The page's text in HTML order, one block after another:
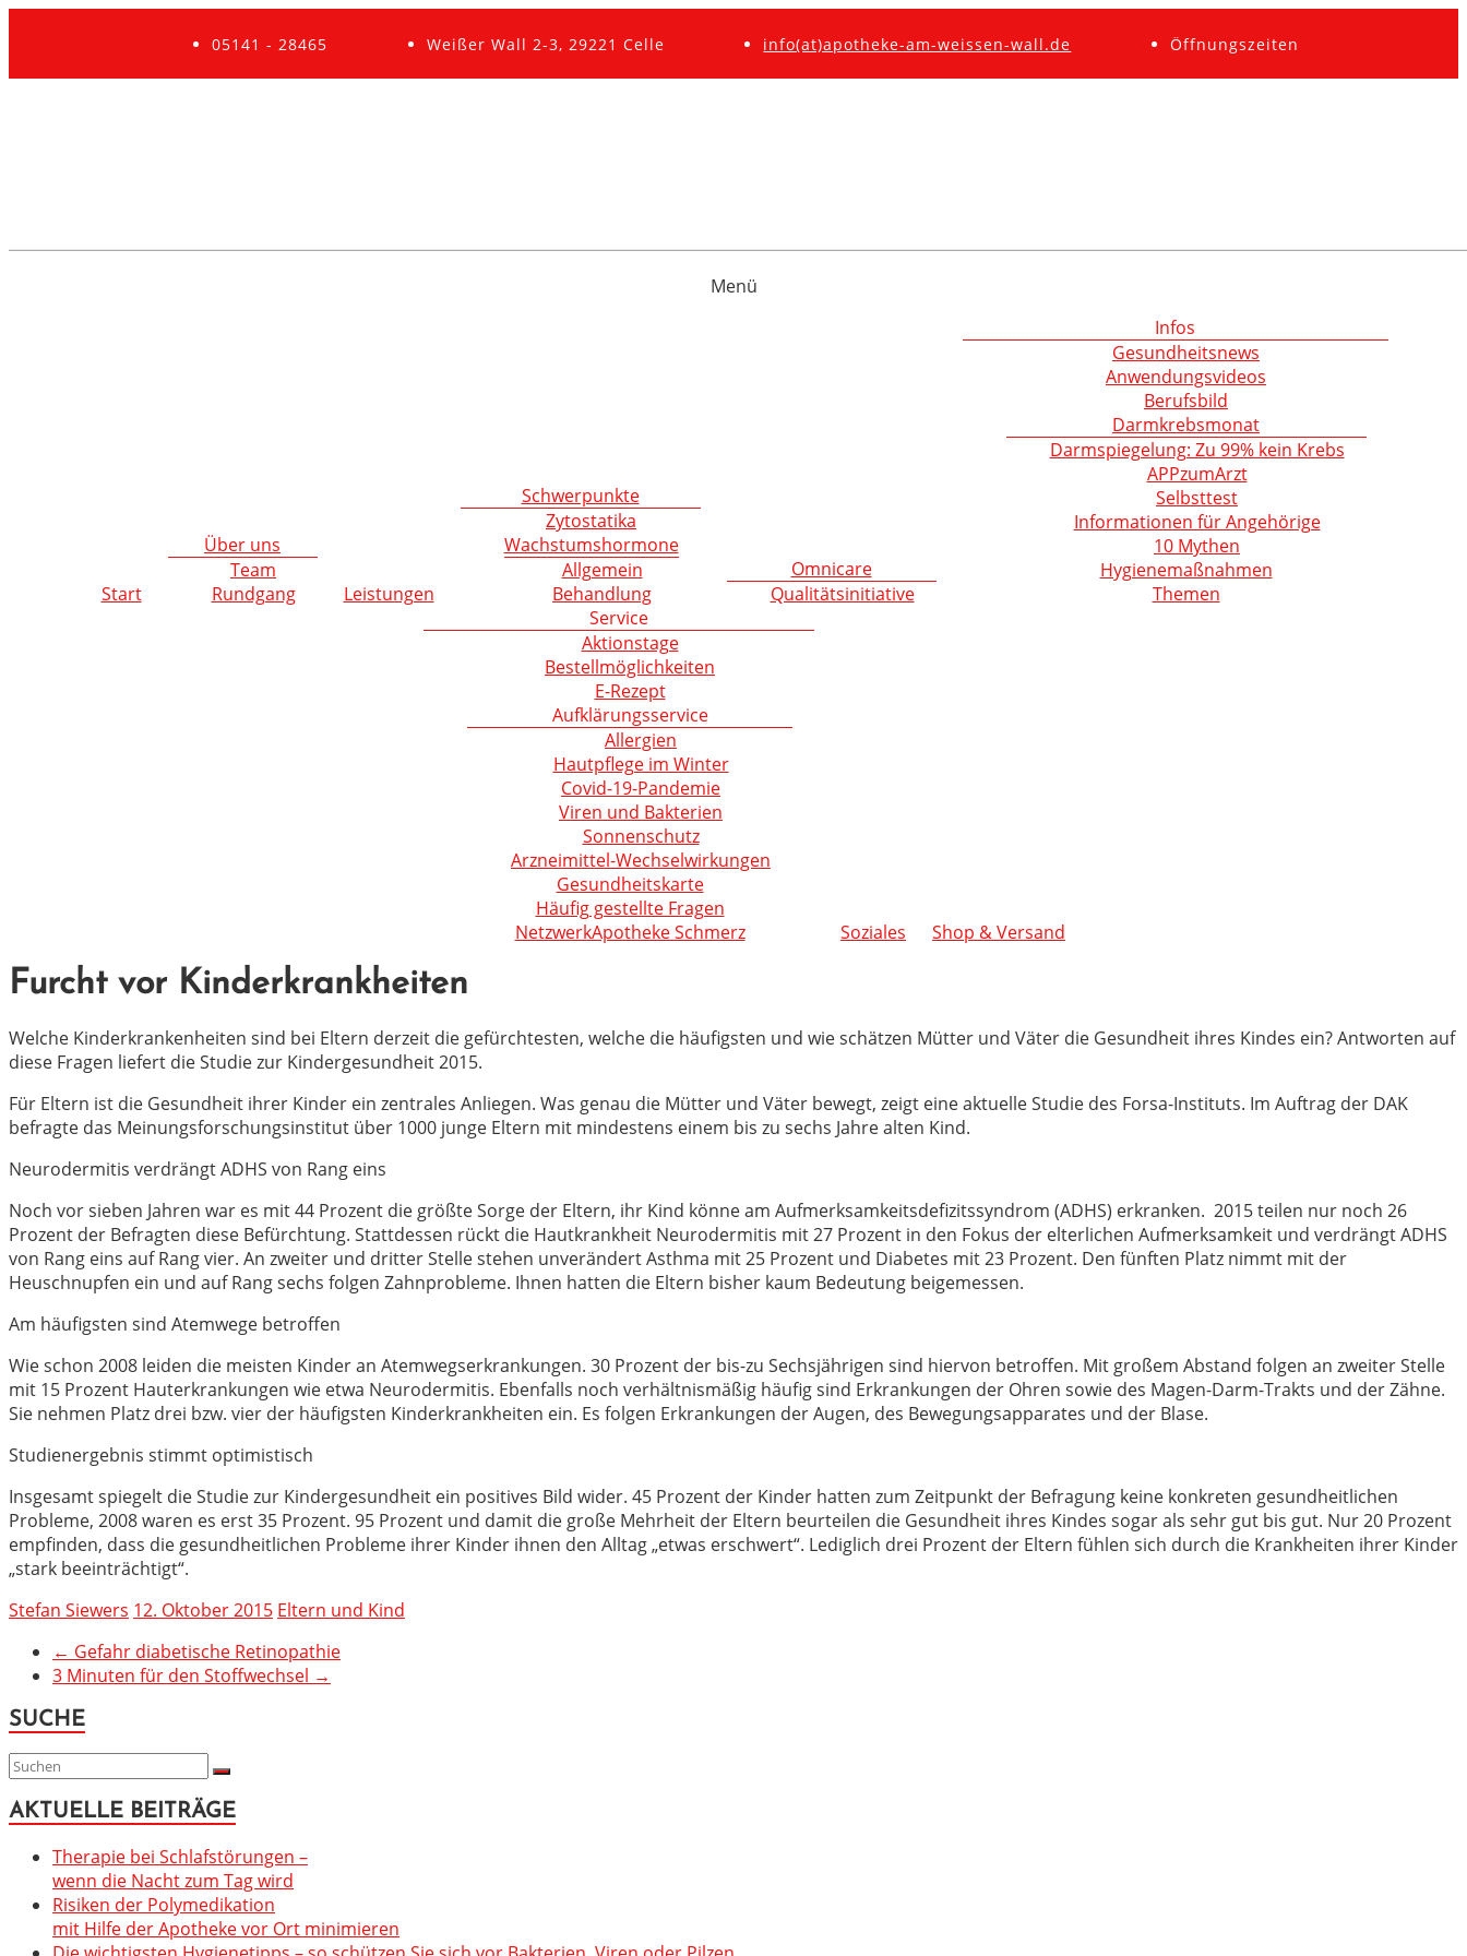
05141 - 28465 Weißer Wall 2-3, 29221 Celle info(at)apotheke-am-weissen-wall.de Öffnungszeiten
Menü
Start
Über uns
Team
Rundgang
Leistungen
Schwerpunkte
Zytostatika
Wachstumshormone
Allgemein
Behandlung
Omnicare
Qualitätsinitiative
Infos
Gesundheitsnews
Anwendungsvideos
Berufsbild
Darmkrebsmonat
Darmspiegelung: Zu 99% kein Krebs
APPzumArzt
Selbsttest
Informationen für Angehörige
10 Mythen
Hygienemaßnahmen
Themen
Service
Aktionstage
Bestellmöglichkeiten
E-Rezept
Aufklärungsservice
Allergien
Hautpflege im Winter
Covid-19-Pandemie
Viren und Bakterien
Sonnenschutz
Arzneimittel-Wechselwirkungen
Gesundheitskarte
Häufig gestellte Fragen
NetzwerkApotheke Schmerz
Soziales Shop & Versand
Furcht vor Kinderkrankheiten
Welche Kinderkrankenheiten sind bei Eltern derzeit die gefürchtesten, welche die häufigsten und wie schätzen Mütter und Väter die Gesundheit ihres Kindes ein? Antworten auf
diese Fragen liefert die Studie zur Kindergesundheit 2015.
Für Eltern ist die Gesundheit ihrer Kinder ein zentrales Anliegen. Was genau die Mütter und Väter bewegt, zeigt eine aktuelle Studie des Forsa-Instituts. Im Auftrag der DAK
befragte das Meinungsforschungsinstitut über 1000 junge Eltern mit mindestens einem bis zu sechs Jahre alten Kind.
Neurodermitis verdrängt ADHS von Rang eins
Noch vor sieben Jahren war es mit 44 Prozent die größte Sorge der Eltern, ihr Kind könne am Aufmerksamkeitsdefizitssyndrom (ADHS) erkranken. 2015 teilen nur noch 26
Prozent der Befragten diese Befürchtung. Stattdessen rückt die Hautkrankheit Neurodermitis mit 27 Prozent in den Fokus der elterlichen Aufmerksamkeit und verdrängt ADHS
von Rang eins auf Rang vier. An zweiter und dritter Stelle stehen unverändert Asthma mit 25 Prozent und Diabetes mit 23 Prozent. Den fünften Platz nimmt mit der
Heuschnupfen ein und auf Rang sechs folgen Zahnprobleme. Ihnen hatten die Eltern bisher kaum Bedeutung beigemessen.
Am häufigsten sind Atemwege betroffen
Wie schon 2008 leiden die meisten Kinder an Atemwegserkrankungen. 30 Prozent der bis-zu Sechsjährigen sind hiervon betroffen. Mit großem Abstand folgen an zweiter Stelle
mit 15 Prozent Hauterkrankungen wie etwa Neurodermitis. Ebenfalls noch verhältnismäßig häufig sind Erkrankungen der Ohren sowie des Magen-Darm-Trakts und der Zähne.
Sie nehmen Platz drei bzw. vier der häufigsten Kinderkrankheiten ein. Es folgen Erkrankungen der Augen, des Bewegungsapparates und der Blase.
Studienergebnis stimmt optimistisch
Insgesamt spiegelt die Studie zur Kindergesundheit ein positives Bild wider. 45 Prozent der Kinder hatten zum Zeitpunkt der Befragung keine konkreten gesundheitlichen
Probleme, 2008 waren es erst 35 Prozent. 95 Prozent und damit die große Mehrheit der Eltern beurteilen die Gesundheit ihres Kindes sogar als sehr gut bis gut. Nur 20 Prozent
empfinden, dass die gesundheitlichen Probleme ihrer Kinder ihnen den Alltag „etwas erschwert“. Lediglich drei Prozent der Eltern fühlen sich durch die Krankheiten ihrer Kinder
„stark beeinträchtigt“.
Stefan Siewers 12. Oktober 2015 Eltern und Kind
← Gefahr diabetische Retinopathie
3 Minuten für den Stoffwechsel →
SUCHE
AKTUELLE BEITRÄGE
Therapie bei Schlafstörungen –
wenn die Nacht zum Tag wird
Risiken der Polymedikation
mit Hilfe der Apotheke vor Ort minimieren